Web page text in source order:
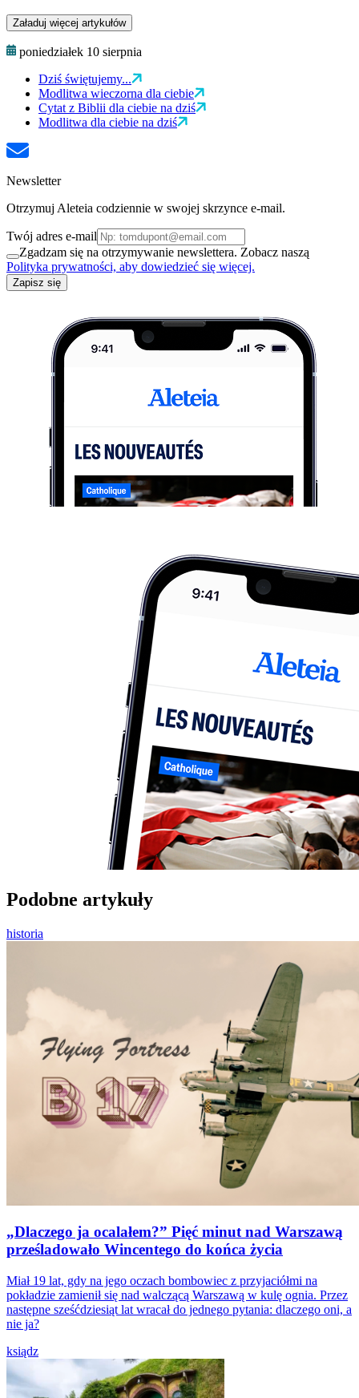
Załaduj więcej artykułów
poniedziałek 10 sierpnia
Dziś świętujemy...
Modlitwa wieczorna dla ciebie
Cytat z Biblii dla ciebie na dziś
Modlitwa dla ciebie na dziś
Newsletter
Otrzymuj Aleteia codziennie w swojej skrzynce e-mail.
Twój adres e-mail
Zgadzam się na otrzymywanie newslettera. Zobacz naszą
Polityka prywatności, aby dowiedzieć się więcej.
Zapisz się
Podobne artykuły
historia
„Dlaczego ja ocalałem?” Pięć minut nad Warszawą
prześladowało Wincentego do końca życia
Miał 19 lat, gdy na jego oczach bombowiec z przyjaciółmi na
pokładzie zamienił się nad walczącą Warszawą w kulę ognia. Przez
następne sześćdziesiąt lat wracał do jednego pytania: dlaczego oni, a
nie ja?
ksiądz